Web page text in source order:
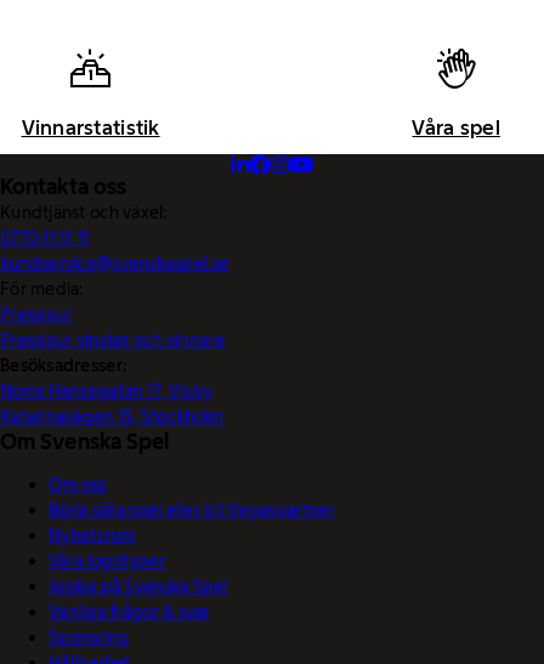
Vinnarstatistik Våra spel
Kontakta oss
Kundtjänst och växel:
0770-11 11 11
kundservice@svenskaspel.se
För media:
Pressjour
Pressjour vinster och vinnare
Besöksadresser:
Norra Hansegatan 17, Visby
Katarinavägen 15, Stockholm
Om Svenska Spel
Om oss
Börja sälja spel eller bli Vegaspartner
Nyhetsrum
Våra logotyper
Jobba på Svenska Spel
Vanliga frågor & svar
Sponsring